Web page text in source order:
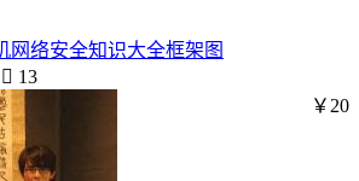
网络安全知识大全框架图
 13
￥20